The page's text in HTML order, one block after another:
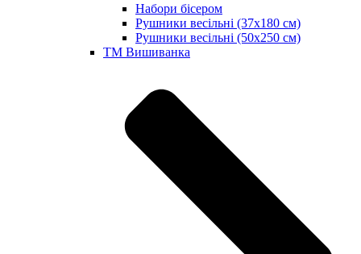
Набори бісером
Рушники весільні (37х180 см)
Рушники весільні (50х250 см)
ТМ Вишиванка